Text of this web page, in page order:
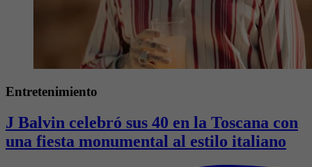
Entretenimiento
J Balvin celebró sus 40 en la Toscana con
una fiesta monumental al estilo italiano